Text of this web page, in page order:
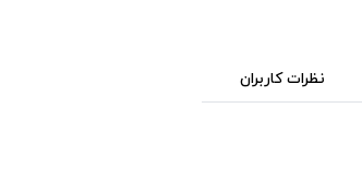
نظرات کاربران